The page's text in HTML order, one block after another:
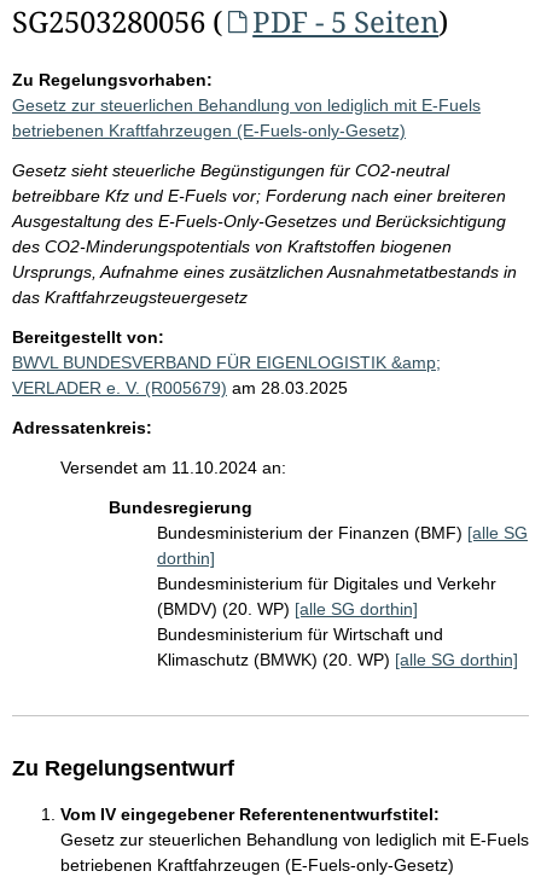
SG2503280056 (
PDF - 5 Seiten)
Zu Regelungsvorhaben:
Gesetz zur steuerlichen Behandlung von lediglich mit E-Fuels
betriebenen Kraftfahrzeugen (E-Fuels-only-Gesetz)
Gesetz sieht steuerliche Begünstigungen für CO2-neutral
betreibbare Kfz und E-Fuels vor; Forderung nach einer breiteren
Ausgestaltung des E-Fuels-Only-Gesetzes und Berücksichtigung
des CO2-Minderungspotentials von Kraftstoffen biogenen
Ursprungs, Aufnahme eines zusätzlichen Ausnahmetatbestands in
das Kraftfahrzeugsteuergesetz
Bereitgestellt von:
BWVL BUNDESVERBAND FÜR EIGENLOGISTIK &amp;
VERLADER e. V. (R005679) am 28.03.2025
Adressatenkreis:
Versendet am 11.10.2024 an:
Bundesregierung
Bundesministerium der Finanzen (BMF) [alle SG
dorthin]
Bundesministerium für Digitales und Verkehr
(BMDV) (20. WP) [alle SG dorthin]
Bundesministerium für Wirtschaft und
Klimaschutz (BMWK) (20. WP) [alle SG dorthin]
Zu Regelungsentwurf
Vom IV eingegebener Referentenentwurfstitel:
Gesetz zur steuerlichen Behandlung von lediglich mit E-Fuels
betriebenen Kraftfahrzeugen (E-Fuels-only-Gesetz)